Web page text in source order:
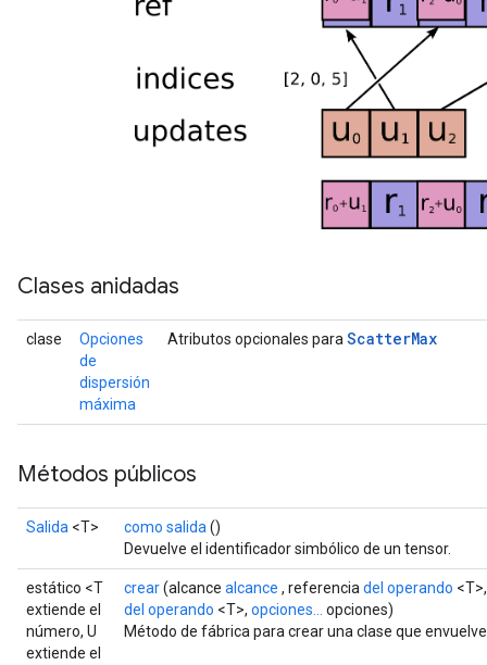
Clases anidadas
clase
Opciones
de
dispersión
máxima
Atributos opcionales paraScatterMax
Métodos públicos
Salida <T> como salida()
Devuelve el identificador simbólico de un tensor.
estático <T
extiende el
número, U
extiende el
crear(alcance alcance , referenciadel operando
del operando <T>, opciones... opciones)
Método de fábrica para crear una clase que